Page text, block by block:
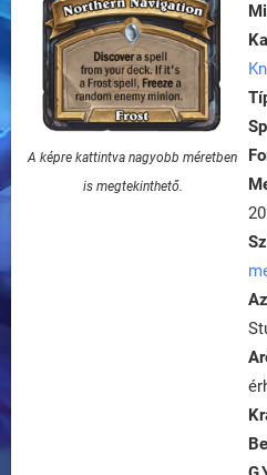
A képre kattintva nagyobb méretben
is megtekinthető.